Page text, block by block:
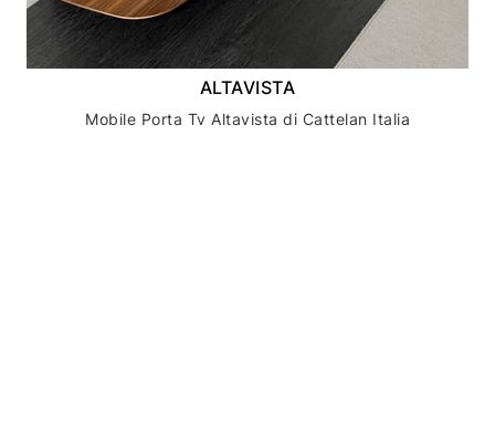
ALTAVISTA
Mobile Porta Tv Altavista di Cattelan Italia